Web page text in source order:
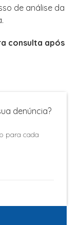
de análise da
consulta após
denúncia?
para cada